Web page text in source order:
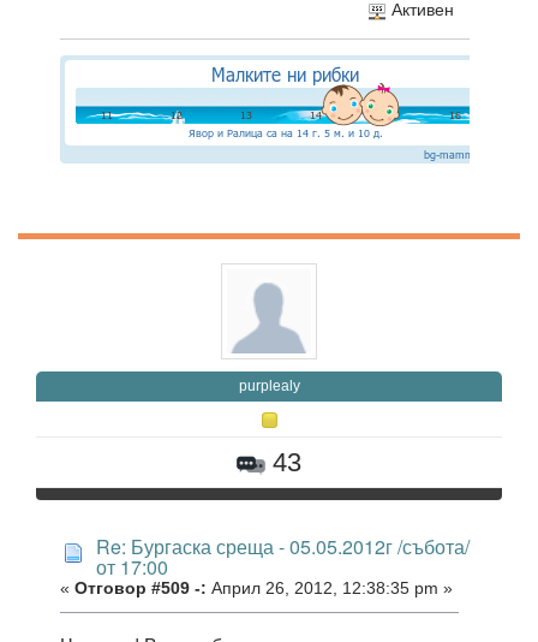
Активен
purplealy
43
Re: Бургаска среща - 05.05.2012г /събота/
от 17:00
« Отговор #509 -: Април 26, 2012, 12:38:35 pm »